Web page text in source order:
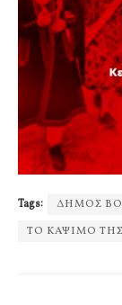
Tags: ΔΗΜΟΣ
ΤΟ ΚΑΨΙΜΟ